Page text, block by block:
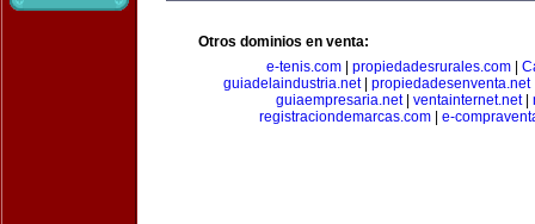
Otros dominios en venta:
e-tenis.com
propiedadesrurales.com
guiadelaindustria.net propiedadesenventa.net
guiaempresaria.net| ventainternet.net|
registraciondemarcas.com
e-